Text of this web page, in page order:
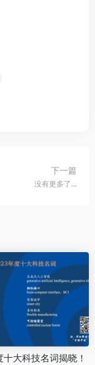
下一篇
没有更多了...
大科技名词揭晓！